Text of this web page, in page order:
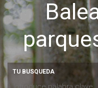
TU BUSQUEDA